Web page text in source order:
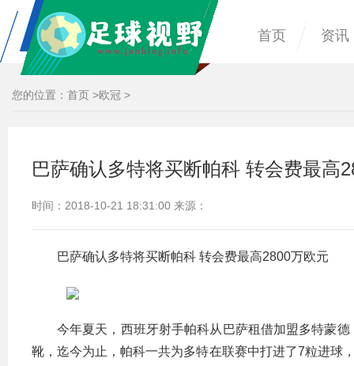
首页 资讯
您的位置： 首页 >欧冠 >
巴萨确认多特将买断帕科 转会费最高
时间：2018-10-21 18:31:00 来源：
巴萨确认多特将买断帕科 转会费最高2800万欧元
今年夏天，西班牙射手帕科从巴萨租借加盟多特蒙
靴，迄今为止，帕科一共为多特在联赛中打进了7粒进球